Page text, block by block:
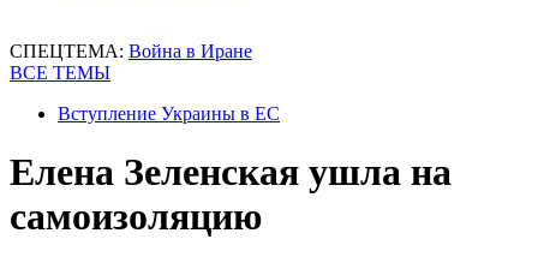
СПЕЦТЕМА: Война в Иране
ВСЕ ТЕМЫ
Вступление Украины в ЕС
Елена Зеленская ушла на
самоизоляцию